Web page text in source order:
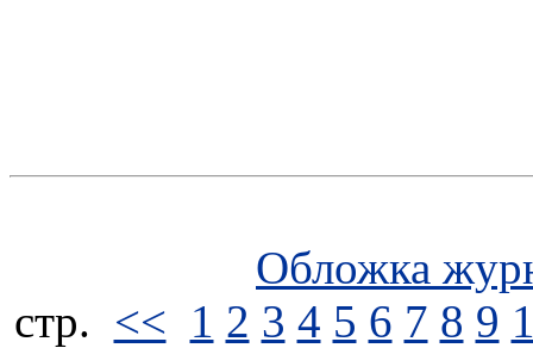
Обложка
стp. << 1 2 3 4 5 6 7 8 9